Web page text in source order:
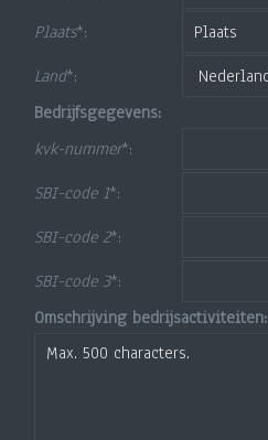
Plaats*:
Land*:
Bedrijfsgegevens:
kvk-nummer*:
SBI-code 1*:
SBI-code 2*:
SBI-code 3*:
Omschrijving bedrijsactiviteiten: